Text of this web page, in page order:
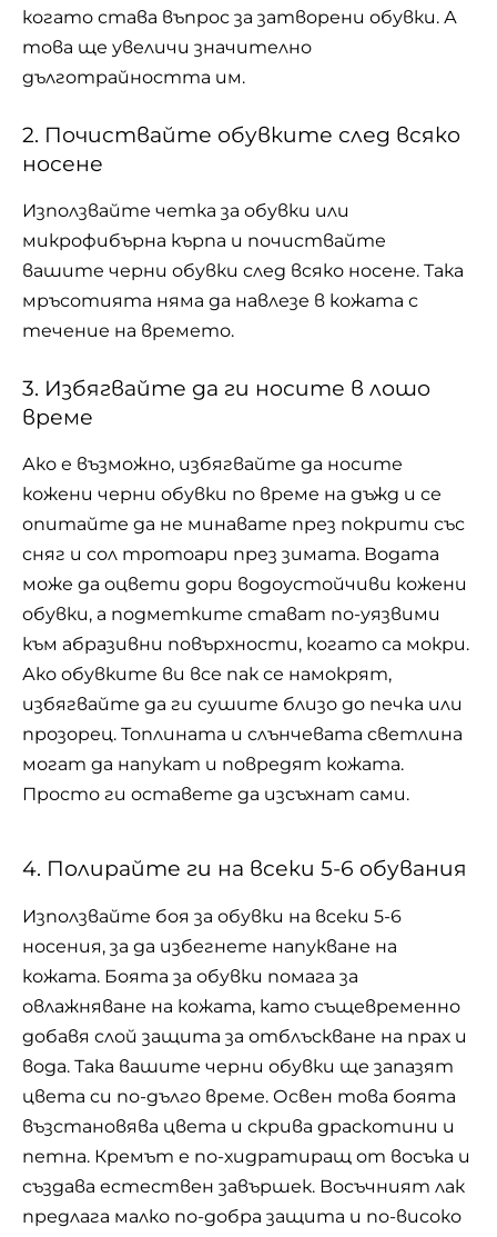
когато става въпрос за затворени обувки. А
това ще увеличи значително
дълготрайността им.
2. Почиствайте обувките след всяко
носене
Използвайте четка за обувки или
микрофибърна кърпа и почиствайте
вашите черни обувки след всяко носене. Така
мръсотията няма да навлезе в кожата с
течение на времето.
3. Избягвайте да ги носите в лошо
време
Ако е възможно, избягвайте да носите
кожени черни обувки по време на дъжд и се
опитайте да не минавате през покрити със
сняг и сол тротоари през зимата. Водата
може да оцвети дори водоустойчиви кожени
обувки, а подметките стават по-уязвими
към абразивни повърхности, когато са мокри.
Ако обувките ви все пак се намокрят,
избягвайте да ги сушите близо до печка или
прозорец. Топлината и слънчевата светлина
могат да напукат и повредят кожата.
Просто ги оставете да изсъхнат сами.
4. Полирайте ги на всеки 5-6 обувания
Използвайте боя за обувки на всеки 5-6
носения, за да избегнете напукване на
кожата. Боята за обувки помага за
овлажняване на кожата, като същевременно
добавя слой защита за отблъскване на прах и
вода. Така вашите черни обувки ще запазят
цвета си по-дълго време. Освен това боята
възстановява цвета и скрива драскотини и
петна. Кремът е по-хидратиращ от восъка и
създава естествен завършек. Восъчният лак
предлага малко по-добра защита и по-високо